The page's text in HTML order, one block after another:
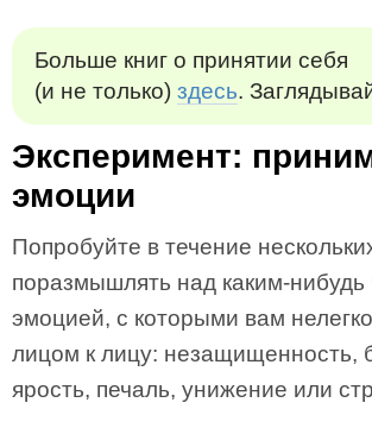
Больше книг о принятии себя
(и не только) здесь.
Эксперимент:
эмоции
Попробуйте в течение
поразмышлять над каким-нибудь
эмоцией, с которыми вам
лицом к лицу: незащищенность,
ярость, печаль, унижение или